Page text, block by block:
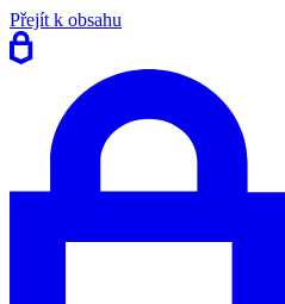
Přejít k obsahu